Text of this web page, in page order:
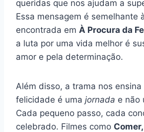
queridas que nos ajudam a
Essa mensagem é semelhante
encontrada em À Procura da
a luta por uma vida melhor é
amor e pela determinação.
Além disso, a trama nos ensina
felicidade é uma jornada e não
Cada pequeno passo, cada
celebrado. Filmes como